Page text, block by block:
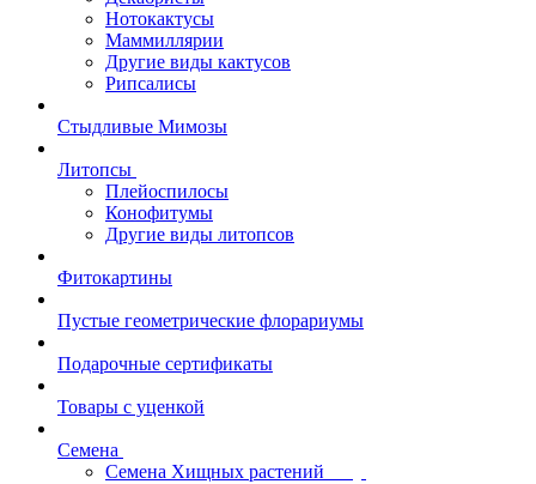
Нотокактусы
Маммиллярии
Другие виды кактусов
Рипсалисы
Стыдливые Мимозы
Литопсы
Плейоспилосы
Конофитумы
Другие виды литопсов
Фитокартины
Пустые геометрические флорариумы
Подарочные сертификаты
Товары с уценкой
Семена
Семена Хищных растений